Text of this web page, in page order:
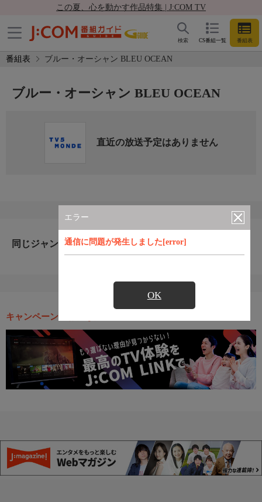
この夏、心を動かす作品特集 | J:COM TV
CS番組一覧 番組表
検索
番組表 ブルー・オーシャン BLEU OCEAN
エラー
通信に問題が発生しました[error]
OK
ブルー・オーシャン BLEU OCEAN
直近の放送予定はありません
同じジャンルのおすすめ番組
キャンペーン・お得な情報